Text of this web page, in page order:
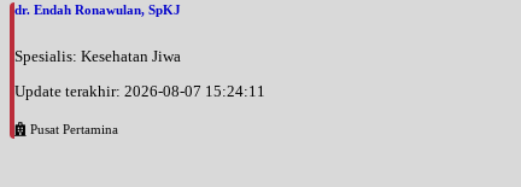
dr. Endah Ronawulan, SpKJ
Spesialis: Kesehatan Jiwa
Update terakhir: 2026-08-07 15:24:11
Pusat Pertamina